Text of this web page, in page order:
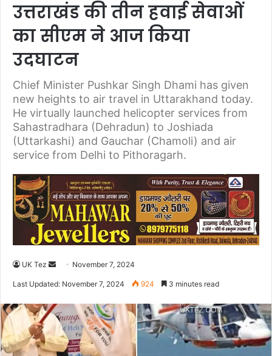
उत्तराखंड की तीन हवाई सेवाओं
का सीएम ने आज किया
उदघाटन
Chief Minister Pushkar Singh Dhami has given
new heights to air travel in Uttarakhand today.
He virtually launched helicopter services from
Sahastradhara (Dehradun) to Joshiada
(Uttarkashi) and Gauchar (Chamoli) and air
service from Delhi to Pithoragarh.
UK Tez
e
d
a
n
e
November 7, 2024
Last Updated: November 7, 2024 924 3 minutes read